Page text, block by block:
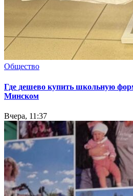
Общество
Где дешево купить школьную
Минском
Вчера, 11:37